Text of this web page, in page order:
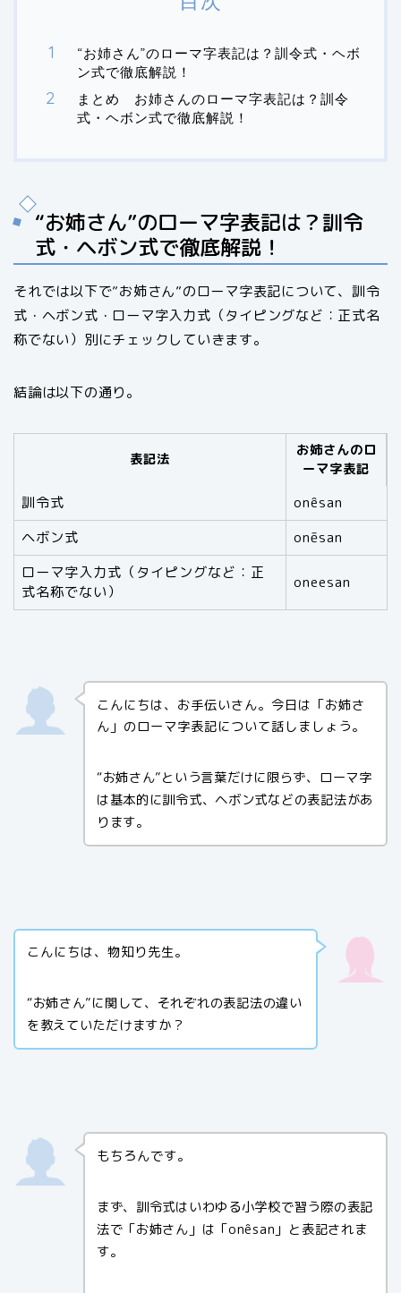
“お姉さん”のローマ字表記は？訓令式・ヘボ
ン式で徹底解説！
まとめ お姉さんのローマ字表記は？訓令
式・ヘボン式で徹底解説！
“お姉さん”のローマ字表記は？訓令
式・ヘボン式で徹底解説！
それでは以下で”お姉さん”のローマ字表記について、訓令
式・ヘボン式・ローマ字入力式（タイピングなど：正式名
称でない）別にチェックしていきます。
結論は以下の通り。
表記法
お姉さんのロ
ーマ字表記
訓令式
onêsan
ヘボン式
onēsan
ローマ字入力式（タイピングなど：正
式名称でない）
oneesan
こんにちは、お手伝いさん。今日は「お姉さ
ん」のローマ字表記について話しましょう。
“お姉さん”という言葉だけに限らず、ローマ字
は基本的に訓令式、ヘボン式などの表記法があ
ります。
こんにちは、物知り先生。
“お姉さん”に関して、それぞれの表記法の違い
を教えていただけますか？
もちろんです。
まず、訓令式はいわゆる小学校で習う際の表記
法で「お姉さん」は「onêsan」と表記されま
す。